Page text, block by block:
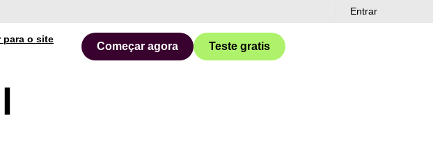
Entrar
para o site
Começar agora Teste gratis